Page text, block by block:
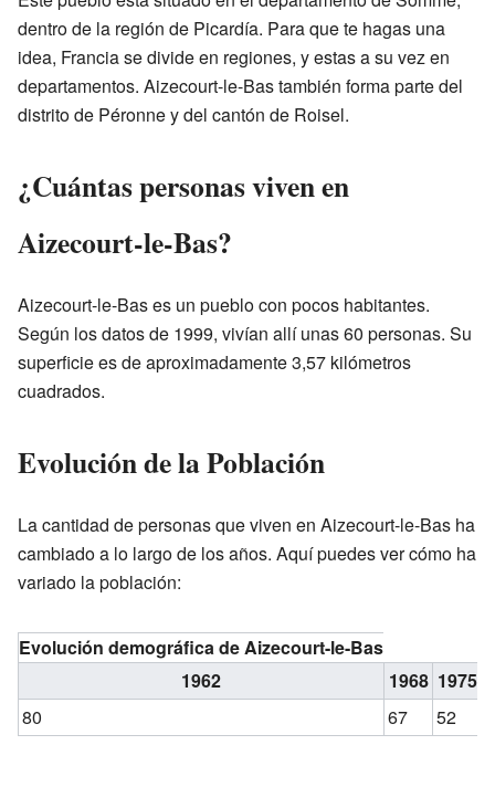
dentro de la región de Picardía. Para que te hagas una
idea, Francia se divide en regiones, y estas a su vez en
departamentos. Aizecourt-le-Bas también forma parte del
distrito de Péronne y del cantón de Roisel.
¿Cuántas personas viven en
Aizecourt-le-Bas?
Aizecourt-le-Bas es un pueblo con pocos habitantes.
Según los datos de 1999, vivían allí unas 60 personas. Su
superficie es de aproximadamente 3,57 kilómetros
cuadrados.
Evolución de la Población
La cantidad de personas que viven en Aizecourt-le-Bas ha
cambiado a lo largo de los años. Aquí puedes ver cómo ha
variado la población:
Evolución demográfica de Aizecourt-le-Bas
1962
1968 1975
80
67 52